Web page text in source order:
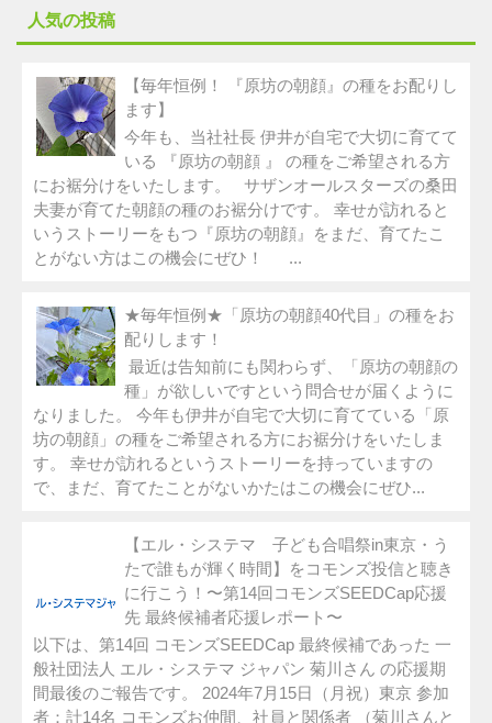
人気の投稿
【毎年恒例！ 『原坊の朝顔』の種をお配りし
ます】
今年も、当社社長 伊井が自宅で大切に育てて
いる 『原坊の朝顔 』 の種をご希望される方
にお裾分けをいたします。 サザンオールスターズの桑田
夫妻が育てた朝顔の種のお裾分けです。 幸せが訪れると
いうストーリーをもつ『原坊の朝顔』をまだ、育てたこ
とがない方はこの機会にぜひ！ ...
★毎年恒例★「原坊の朝顔40代目」の種をお
配りします！
最近は告知前にも関わらず、「原坊の朝顔の
種」が欲しいですという問合せが届くように
なりました。 今年も伊井が自宅で大切に育てている「原
坊の朝顔」の種をご希望される方にお裾分けをいたしま
す。 幸せが訪れるというストーリーを持っていますの
で、まだ、育てたことがないかたはこの機会にぜひ...
【エル・システマ 子ども合唱祭in東京・う
たで誰もが輝く時間】をコモンズ投信と聴き
に行こう！〜第14回コモンズSEEDCap応援
先 最終候補者応援レポート〜
以下は、第14回 コモンズSEEDCap 最終候補であった 一
般社団法人 エル・システマ ジャパン 菊川さん の応援期
間最後のご報告です。 2024年7月15日（月祝）東京 参加
者：計14名 コモンズお仲間、社員と関係者 （菊川さんと